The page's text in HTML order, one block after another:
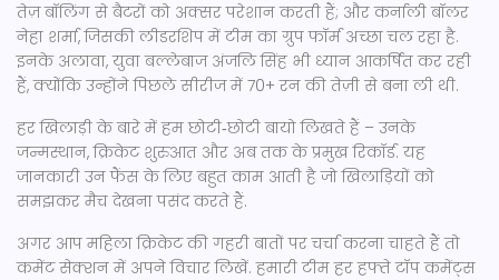
तेज़ बॉलिंग से बैटरों को अक्सर परेशान करती हैं; और कर्नाली बॉलर
नेहा शर्मा, जिसकी लीडरशिप में टीम का ग्रुप फॉर्म अच्छा चल रहा है.
इनके अलावा, युवा बल्लेबाज अंजलि सिंह भी ध्यान आकर्षित कर रही
हैं, क्योंकि उन्होंने पिछले सीरीज में 70+ रन की तेज़ी से बना ली थी.
हर खिलाड़ी के बारे में हम छोटी‑छोटी बायो लिखते हैं – उनके
जन्मस्थान, क्रिकेट शुरुआत और अब तक के प्रमुख रिकॉर्ड. यह
जानकारी उन फैंस के लिए बहुत काम आती है जो खिलाड़ियों को
समझकर मैच देखना पसंद करते हैं.
अगर आप महिला क्रिकेट की गहरी बातों पर चर्चा करना चाहते हैं तो
कमेंट सेक्शन में अपने विचार लिखें. हमारी टीम हर हफ्ते टॉप कमेंट्स